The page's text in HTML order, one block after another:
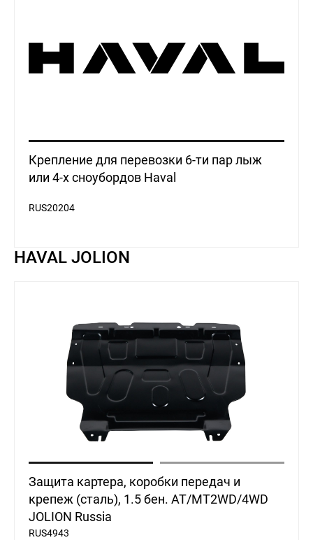
Крепление для перевозки 6-ти пар лыж
или 4-х сноубордов Haval
RUS20204
HAVAL JOLION
Защита картера, коробки передач и
крепеж (сталь), 1.5 бен. AT/MT2WD/4WD
JOLION Russia
RUS4943